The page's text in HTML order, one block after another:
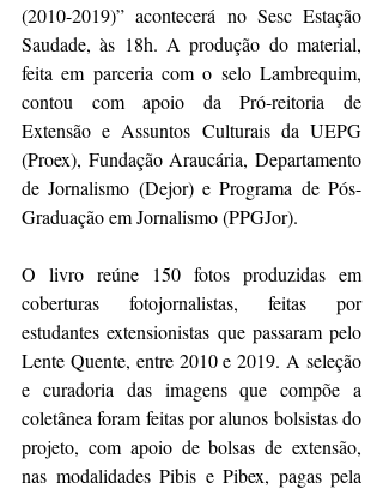
(2010-2019)” acontecerá no Sesc Estação
Saudade, às 18h. A produção do material,
feita em parceria com o selo Lambrequim,
contou com apoio da Pró-reitoria de
Extensão e Assuntos Culturais da UEPG
(Proex), Fundação Araucária, Departamento
de Jornalismo (Dejor) e Programa de Pós-
Graduação em Jornalismo (PPGJor).
O livro reúne 150 fotos produzidas em
coberturas fotojornalistas, feitas por
estudantes extensionistas que passaram pelo
Lente Quente, entre 2010 e 2019. A seleção
e curadoria das imagens que compõe a
coletânea foram feitas por alunos bolsistas do
projeto, com apoio de bolsas de extensão,
nas modalidades Pibis e Pibex, pagas pela